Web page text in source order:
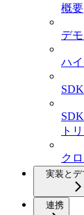
概要
デ
ハ
ト
ク
実装とデ
連携